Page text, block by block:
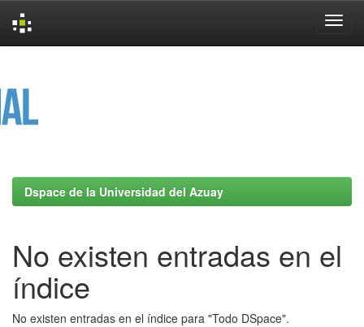
Dspace de la Universidad del Azuay
No existen entradas en el
índice
No existen entradas en el índice para "Todo DSpace".